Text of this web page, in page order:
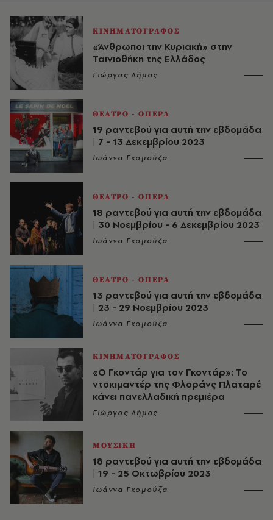
ΚΙΝΗΜΑΤΟΓΡΑΦΟΣ
«Άνθρωποι την Κυριακή» στην
Ταινιοθήκη της Ελλάδος
Γιώργος Δήμος
ΘΕΑΤΡΟ - ΟΠΕΡΑ
19 ραντεβού για αυτή την εβδομάδα
| 7 - 13 Δεκεμβρίου 2023
Ιωάννα Γκομούζα
ΘΕΑΤΡΟ - ΟΠΕΡΑ
18 ραντεβού για αυτή την εβδομάδα
| 30 Νοεμβρίου - 6 Δεκεμβρίου 2023
Ιωάννα Γκομούζα
ΘΕΑΤΡΟ - ΟΠΕΡΑ
13 ραντεβού για αυτή την εβδομάδα
| 23 - 29 Νοεμβρίου 2023
Ιωάννα Γκομούζα
ΚΙΝΗΜΑΤΟΓΡΑΦΟΣ
«Ο Γκοντάρ για τον Γκοντάρ»: Το
ντοκιμαντέρ της Φλοράνς Πλαταρέ
κάνει πανελλαδική πρεμιέρα
Γιώργος Δήμος
ΜΟΥΣΙΚΗ
18 ραντεβού για αυτή την εβδομάδα
| 19 - 25 Οκτωβρίου 2023
Ιωάννα Γκομούζα